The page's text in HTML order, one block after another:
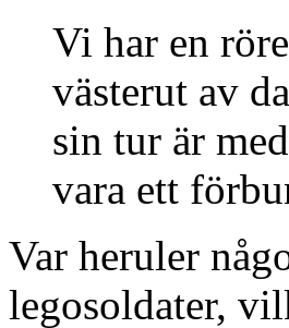
Vi har en
västerut av
sin tur är
vara ett
Var heruler
legosoldater,